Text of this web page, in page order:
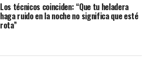
Los técnicos coinciden: “Que tu heladera
haga ruido en la noche no significa que esté
rota”